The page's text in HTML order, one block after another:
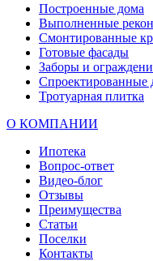
Построенные дома
Выполненные
Смонтированные
Готовые фасады
Заборы и
Спроектированные
Тротуарная плитка
О КОМПАНИИ
Ипотека
Вопрос-ответ
Видео-блог
Отзывы
Преимущества
Статьи
Поселки
Контакты